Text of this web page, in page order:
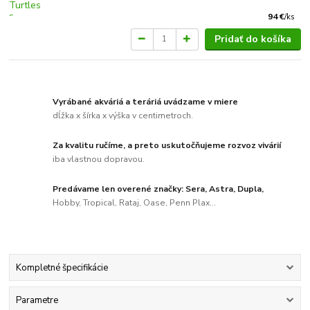
94 €/ks
Pridať do košíka
Vyrábané akváriá a teráriá uvádzame v miere
dĺžka x šírka x výška v centimetroch.
Za kvalitu ručíme, a preto uskutočňujeme rozvoz vivárií
iba vlastnou dopravou.
Predávame len overené značky: Sera, Astra, Dupla,
Hobby, Tropical, Rataj, Oase, Penn Plax...
Kompletné špecifikácie
Parametre